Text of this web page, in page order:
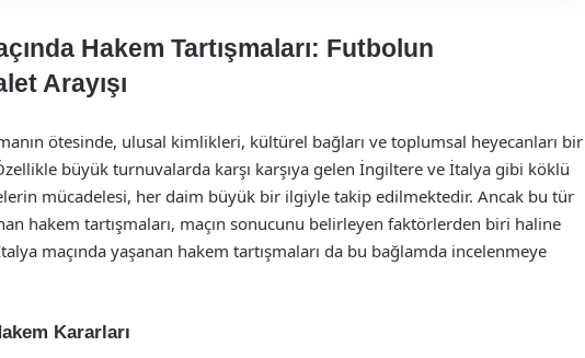
Hakem Tartışmaları: Futbolun
Arayışı
ötesinde, ulusal kimlikleri, kültürel bağları ve toplumsal heyecanları bir
büyük turnuvalarda karşı karşıya gelen İngiltere ve İtalya gibi köklü
mücadelesi, her daim büyük bir ilgiyle takip edilmektedir. Ancak bu tür
hakem tartışmaları, maçın sonucunu belirleyen faktörlerden biri haline
maçında yaşanan hakem tartışmaları da bu bağlamda incelenmeye
Kararları